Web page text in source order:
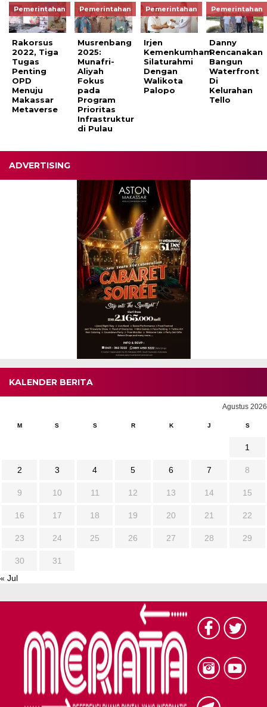
Pemerintahan
Rakorsus
2022, Tiga
Tugas
Penting
OPD
Menuju
Makassar
Metaverse
Pemerintahan
Musrenbang
2025:
Munafri-
Aliyah
Fokus
pada
Program
Prioritas
Infrastruktur
di Pulau
Pemerintahan
Irjen
Kemenkumham
Silaturahmi
Dengan
Walikota
Palopo
Pemerintahan
Danny
Rencanakan
Bangun
Waterfront
Di
Kelurahan
Tello
ADVERTISING
KALENDER BERITA
Agustus 2026
M S S R K J S
1
2 3 4 5 6 7 8
9 10 11 12 13 14 15
16 17 18 19 20 21 22
23 24 25 26 27 28 29
30
31
« Jul